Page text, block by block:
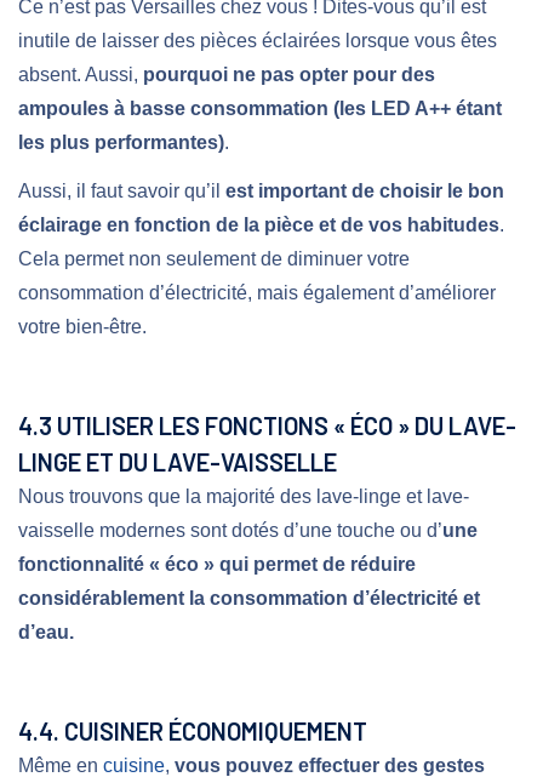
Ce n’est pas Versailles chez vous ! Dites-vous qu’il est
inutile de laisser des pièces éclairées lorsque vous êtes
absent. Aussi, pourquoi ne pas opter pour des
ampoules à basse consommation (les LED A++ étant
les plus performantes).
Aussi, il faut savoir qu’il est important de choisir le bon
éclairage en fonction de la pièce et de vos habitudes.
Cela permet non seulement de diminuer votre
consommation d’électricité, mais également d’améliorer
votre bien-être.
4.3 UTILISER LES FONCTIONS « ÉCO » DU LAVE-
LINGE ET DU LAVE-VAISSELLE
Nous trouvons que la majorité des lave-linge et lave-
vaisselle modernes sont dotés d’une touche ou d’une
fonctionnalité « éco » qui permet de réduire
considérablement la consommation d’électricité et
d’eau.
4.4. CUISINER ÉCONOMIQUEMENT
Même en cuisine, vous pouvez effectuer des gestes